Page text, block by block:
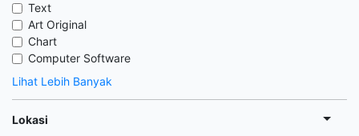
Text
Art Original
Chart
Computer Software
Lihat Lebih Banyak
Lokasi